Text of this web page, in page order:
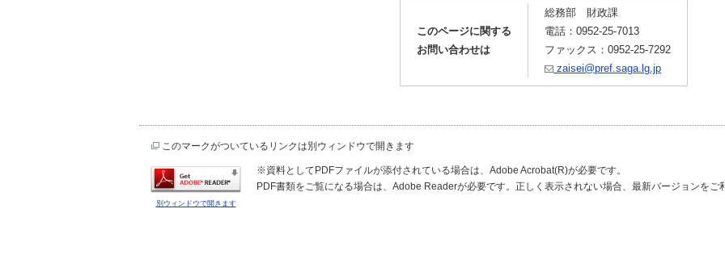
このページに関する
お問い合わせは
総務部 財政課
電話：0952-25-7013
ファックス：0952-25-7292
zaisei@pref.saga.lg.jp
このマークがついているリンクは別ウィンドウで開きます
別ウィンドウで開きます
※資料としてPDFファイルが添付されている場合は、Adobe Acrobat(R)が必要です。
PDF書類をご覧になる場合は、Adobe Readerが必要です。正しく表示されない場合、最新バージョンをご